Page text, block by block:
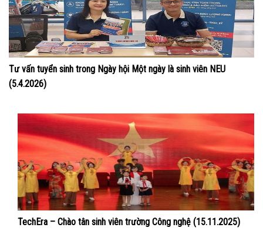
Tư vấn tuyển sinh trong Ngày hội Một ngày là sinh viên NEU
(5.4.2026)
TechEra – Chào tân sinh viên trường Công nghệ (15.11.2025)